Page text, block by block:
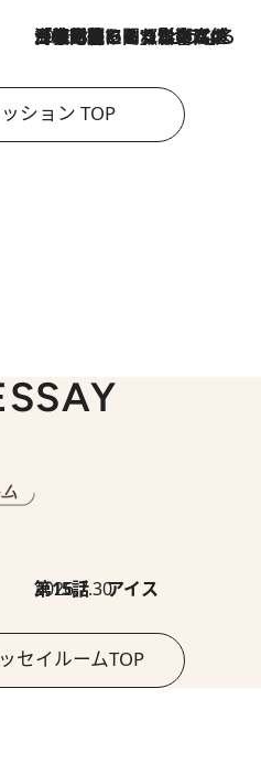
2026.8.3
「住宅建てられない…」「サーチャージ料の高値が続いている」ホルムズ海峡封鎖による影響はいつまで続く？《エネルギー専門家に聞く“どうなる日本の暮らし”》
ション TOP
2026.7.30
第15話 アイス
セイルームTOP